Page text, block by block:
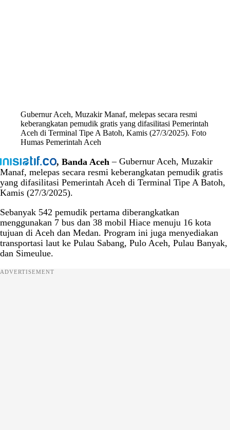
Gubernur Aceh, Muzakir Manaf, melepas secara resmi
keberangkatan pemudik gratis yang difasilitasi Pemerintah
Aceh di Terminal Tipe A Batoh, Kamis (27/3/2025). Foto
Humas Pemerintah Aceh
, Banda Aceh – Gubernur Aceh, Muzakir
Manaf, melepas secara resmi keberangkatan pemudik gratis
yang difasilitasi Pemerintah Aceh di Terminal Tipe A Batoh,
Kamis (27/3/2025).
Sebanyak 542 pemudik pertama diberangkatkan
menggunakan 7 bus dan 38 mobil Hiace menuju 16 kota
tujuan di Aceh dan Medan. Program ini juga menyediakan
transportasi laut ke Pulau Sabang, Pulo Aceh, Pulau Banyak,
dan Simeulue.
ADVERTISEMENT